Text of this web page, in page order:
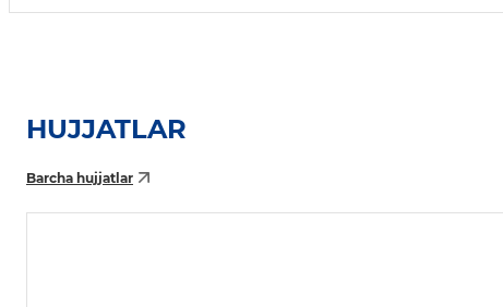
HUJJATLAR
Barcha hujjatlar